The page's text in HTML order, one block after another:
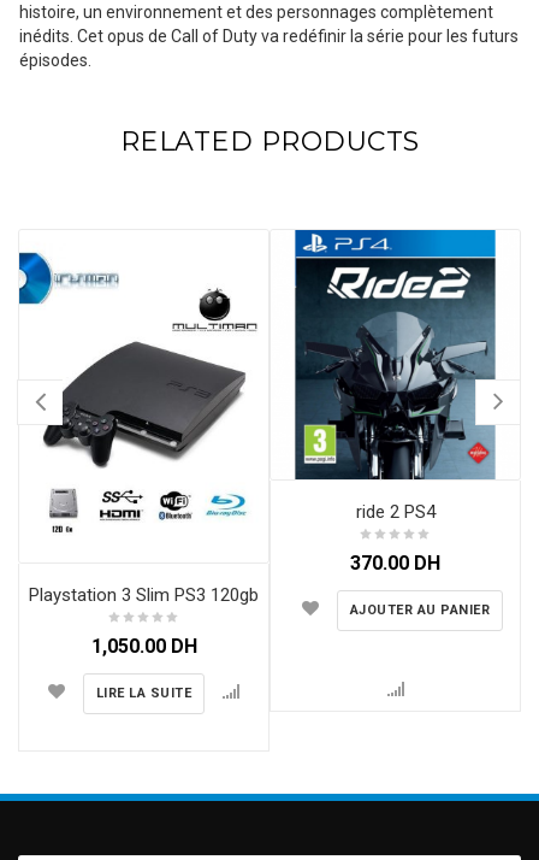
histoire, un environnement et des personnages complètement
inédits. Cet opus de Call of Duty va redéfinir la série pour les futurs
épisodes.
RELATED PRODUCTS
Playstation 3 Slim PS3 120gb
1,050.00 DH
LIRE LA SUITE
ride 2 PS4
370.00 DH
AJOUTER AU PANIER